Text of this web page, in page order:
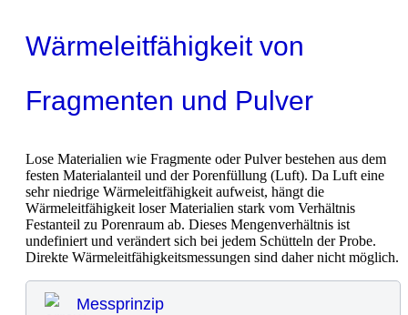
Wärmeleitfähigkeit von
Fragmenten und Pulver
Lose Materialien wie Fragmente oder Pulver bestehen aus dem
festen Materialanteil und der Porenfüllung (Luft). Da Luft eine
sehr niedrige Wärmeleitfähigkeit aufweist, hängt die
Wärmeleitfähigkeit loser Materialien stark vom Verhältnis
Festanteil zu Porenraum ab. Dieses Mengenverhältnis ist
undefiniert und verändert sich bei jedem Schütteln der Probe.
Direkte Wärmeleitfähigkeitsmessungen sind daher nicht möglich.
Messprinzip